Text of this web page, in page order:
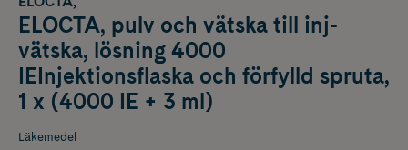
ELOCTA, pulv och vätska till inj-
vätska, lösning 4000
IEInjektionsflaska och förfylld spruta,
1 x (4000 IE + 3 ml)
Läkemedel